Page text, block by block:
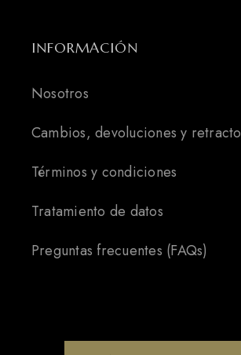
INFORMACIÓN
Nosotros
Cambios, devoluciones y retracto
Términos y condiciones
Tratamiento de datos
Preguntas frecuentes (FAQs)